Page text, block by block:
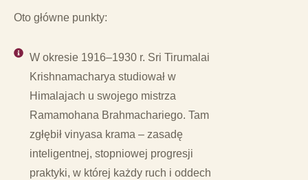
Oto główne punkty:
W okresie 1916–1930 r. Sri Tirumalai
Krishnamacharya studiował w
Himalajach u swojego mistrza
Ramamohana Brahmachariego. Tam
zgłębił vinyasa krama – zasadę
inteligentnej, stopniowej progresji
praktyki, w której każdy ruch i oddech